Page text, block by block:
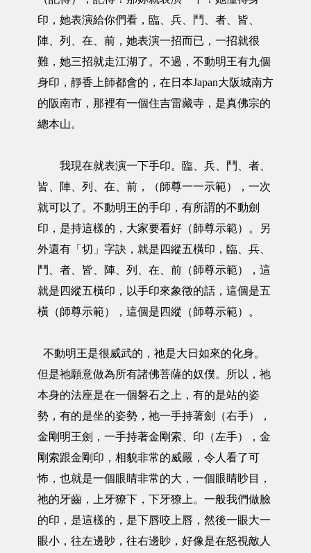
印，她表演給你們看，臨、兵、鬥、者、皆、
陣、列、在、前，她表演一招而已，一招就很
難，她三招就走江湖了。不過，不動明王有九個
身印，靜香上師都會的，在日本Japan大阪城南方
的阪南市，那裡有一個住吉雷藏寺，是真佛宗的
總本山。
我現在就表演一下手印。臨、兵、鬥、者、
皆、陣、列、在、前，（師尊一一示範），一次
就可以了。不動明王的手印，有所謂的不動劍
印，是持這樣的，大家要看好（師尊示範）。另
外還有「切」字訣，就是四縱五橫印，臨、兵、
鬥、者、皆、陣、列、在、前（師尊示範），這
就是四縱五橫印，以手印來象徵的話，這個是五
橫（師尊示範），這個是四縱（師尊示範）。
不動明王是很威武的，祂是大日如來的化身。
但是祂願意做為所有諸佛菩薩的奴僕。所以，祂
本身的法座是在一個磐石之上，有的是站的姿
勢，有的是坐的姿勢，祂一手持著劍（右手），
金剛明王劍，一手持著金剛索、印（左手），金
剛索跟金剛印，相貌非常的威嚴，令人看了可
怖，也就是一個眼睛非常的大，一個眼睛眇目，
祂的牙齒，上牙獠下，下牙獠上。一般我們做臉
的印，是這樣的，是下唇咬上唇，然後一眼大一
眼小，往左邊眇，往右邊眇，好像是在怒視敵人